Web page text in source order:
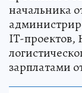
начальника
IT-проектов,
зарплатами